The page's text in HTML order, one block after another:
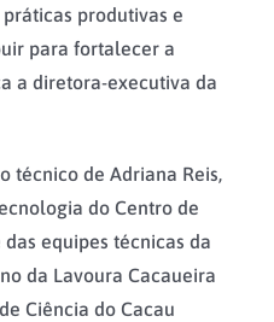
produtivas e
para fortalecer a
a diretora-executiva da
técnico de Adriana Reis,
do Centro de
das equipes técnicas da
da Lavoura Cacaueira
Ciência do Cacau